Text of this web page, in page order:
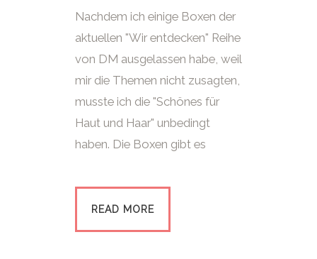
Nachdem ich einige Boxen der
aktuellen "Wir entdecken" Reihe
von DM ausgelassen habe, weil
mir die Themen nicht zusagten,
musste ich die "Schönes für
Haut und Haar" unbedingt
haben. Die Boxen gibt es
READ MORE